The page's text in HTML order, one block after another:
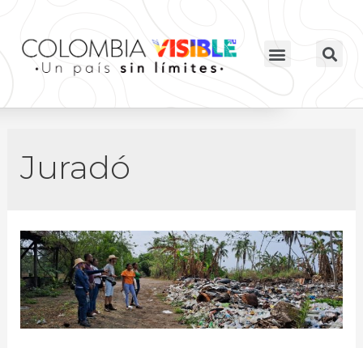
Juradó